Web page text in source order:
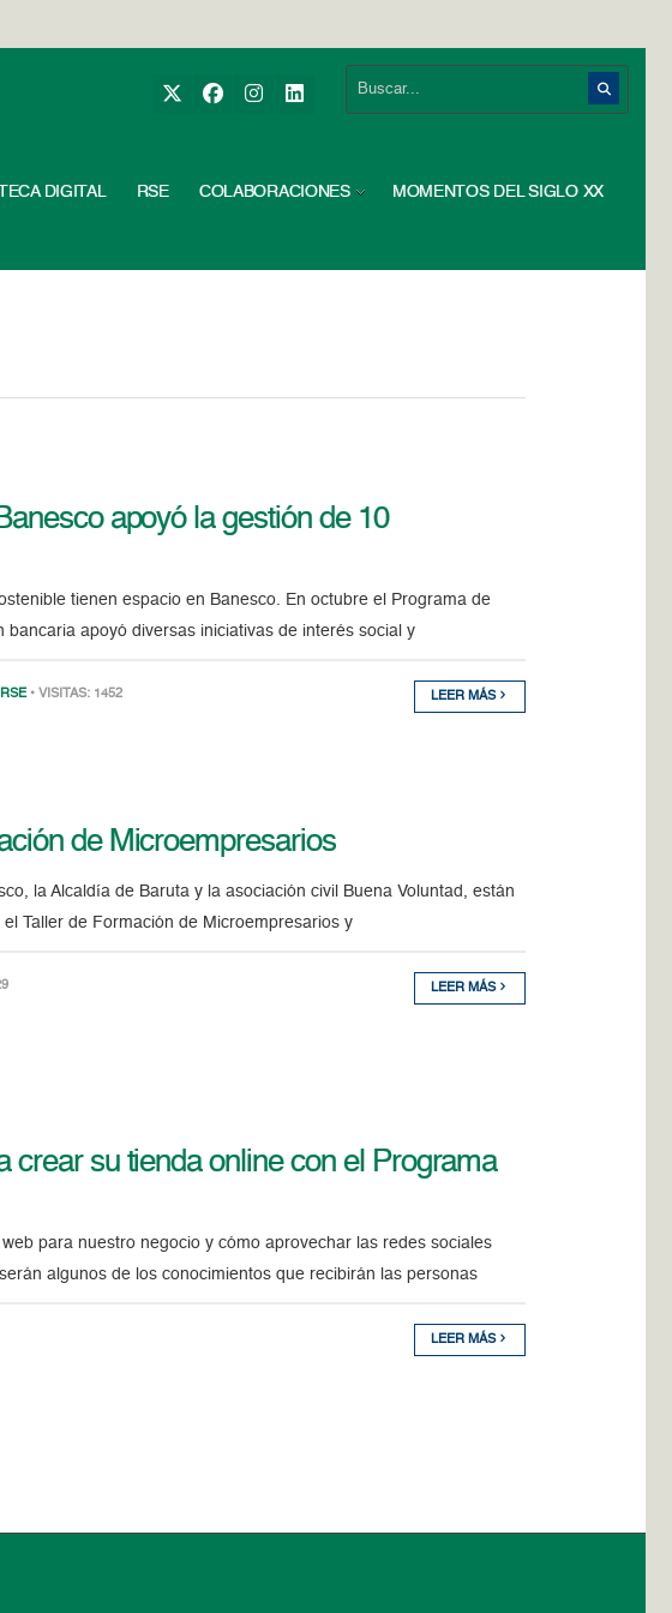
DIGITAL RSE COLABORACIONES MOMENTOS DEL SIGLO XX
apoyó la gestión de 10
tienen espacio en Banesco. En octubre el Programa de
apoyó diversas iniciativas de interés social y
RSE • VISITAS: 1452 LEER MÁS
de Microempresarios
la Alcaldía de Baruta y la asociación civil Buena Voluntad, están
Taller de Formación de Microempresarios y
LEER MÁS
crear su tienda online con el Programa
para nuestro negocio y cómo aprovechar las redes sociales
algunos de los conocimientos que recibirán las personas
LEER MÁS